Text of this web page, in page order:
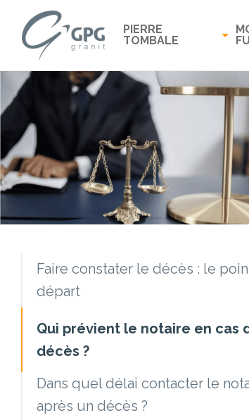
PIERRE
TOMBALE
Faire constater le décès : le
départ
Qui prévient le notaire en cas
décès ?
Dans quel délai contacter le
après un décès ?